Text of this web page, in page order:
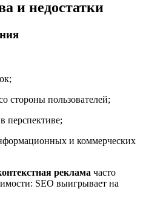
и недостатки
стороны пользователей;
перспективе;
и коммерческих
реклама часто
SEO выигрывает на